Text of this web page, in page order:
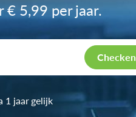
€ 5,99 per jaar.
Checken
1 jaar gelijk